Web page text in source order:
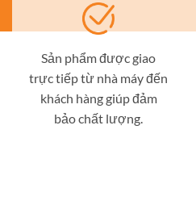
Sản phẩm được giao
trực tiếp từ nhà máy đến
khách hàng giúp đảm
bảo chất lượng.